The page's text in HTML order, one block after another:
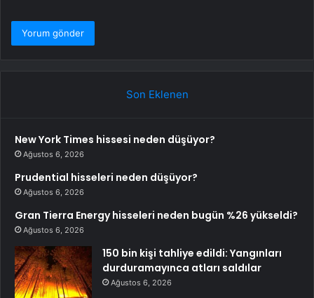
Son Eklenen
New York Times hissesi neden düşüyor?
Ağustos 6, 2026
Prudential hisseleri neden düşüyor?
Ağustos 6, 2026
Gran Tierra Energy hisseleri neden bugün %26 yükseldi?
Ağustos 6, 2026
150 bin kişi tahliye edildi: Yangınları
durduramayınca atları saldılar
Ağustos 6, 2026